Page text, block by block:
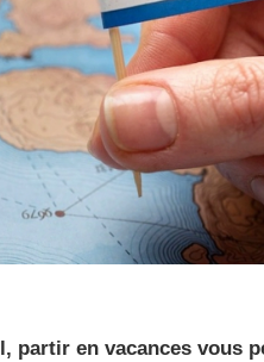
partir en vacances vous